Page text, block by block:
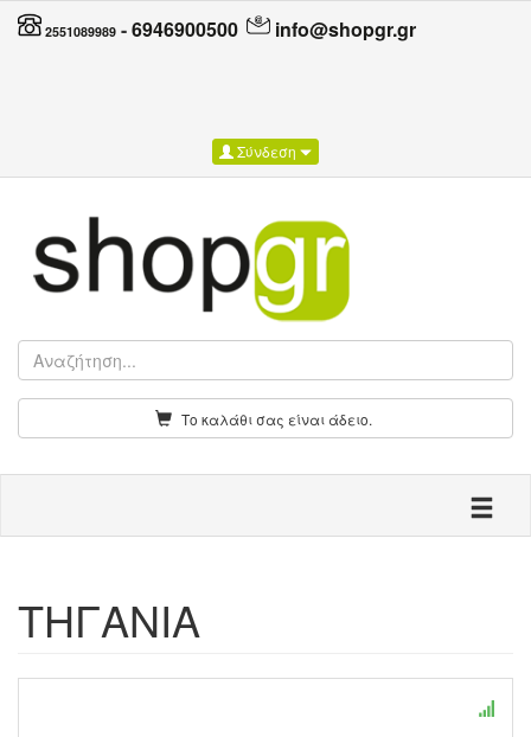
2551089989 -6946900500 info@shopgr.gr
Σύνδεση
Το καλάθι σας είναι άδειο.
Toggle
ΤΗΓΑΝΙΑ